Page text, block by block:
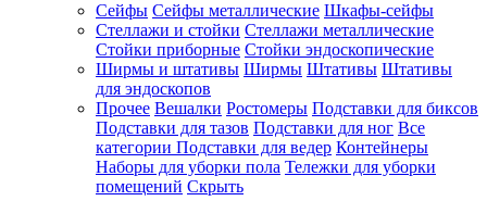
Сейфы Сейфы металлические Шкафы-сейфы
Стеллажи и стойки Стеллажи металлические
Стойки приборные Стойки эндоскопические
Ширмы и штативы Ширмы Штативы Штативы
для эндоскопов
Прочее Вешалки Ростомеры Подставки для биксов
Подставки для тазов Подставки для ног Все
категории Подставки для ведер Контейнеры
Наборы для уборки пола Тележки для уборки
помещений Скрыть